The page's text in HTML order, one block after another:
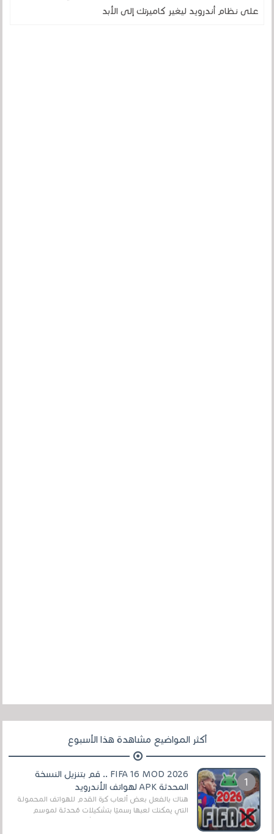
على نظام أندرويد ليغير كاميرتك إلى الأبد
أكثر المواضيع مشاهدة هذا الأسبوع
FIFA 16 MOD 2026 .. قم بتنزيل النسخة
المحدثة APK لهواتف الأندرويد
هناك بالفعل بعض ألعاب كرة القدم للهواتف المحمولة
التي يمكنك لعبها رسميًا بتشكيلات مُحدثة لموسم